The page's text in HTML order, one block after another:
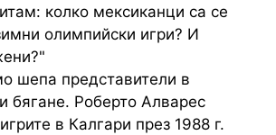
колко мексиканци са се
олимпийски игри? И
шепа представители в
бягане. Роберто Алварес
в Калгари през 1988 г.